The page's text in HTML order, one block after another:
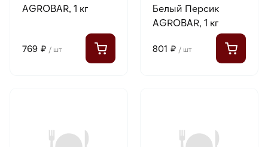
AGROBAR, 1 кг
769 ₽ / шт
Белый Персик
AGROBAR, 1 кг
801 ₽ / шт